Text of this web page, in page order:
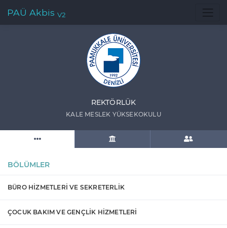
PAÜ Akbis V2
REKTÖRLÜK
KALE MESLEK YÜKSEKOKULU
BÖLÜMLER
BÜRO HİZMETLERİ VE SEKRETERLİK
ÇOCUK BAKIM VE GENÇLİK HİZMETLERİ